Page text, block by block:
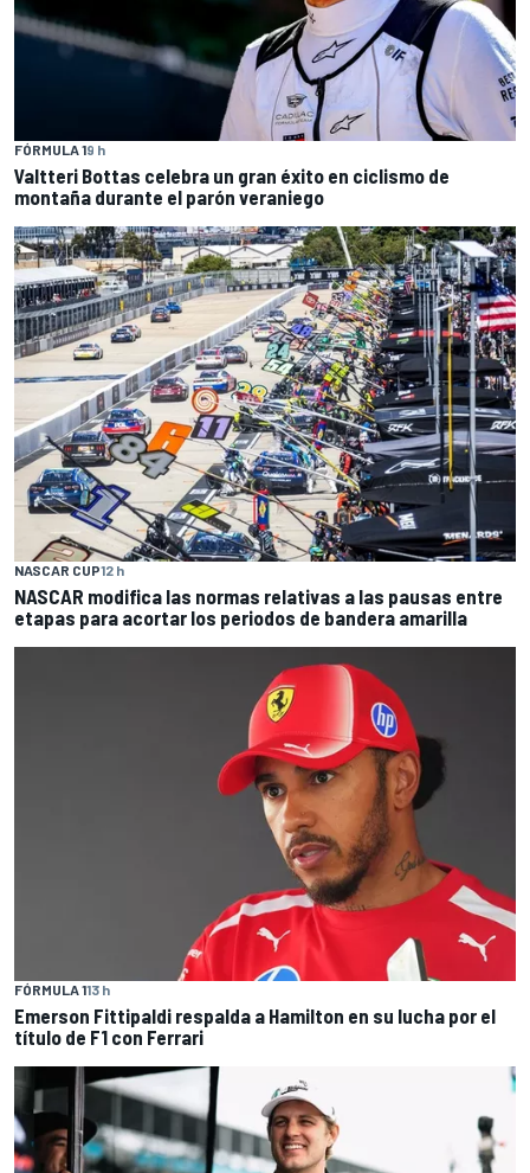
FÓRMULA 19 h
Valtteri Bottas celebra un gran éxito en ciclismo de
montaña durante el parón veraniego
NASCAR CUP12 h
NASCAR modifica las normas relativas a las pausas entre
etapas para acortar los periodos de bandera amarilla
FÓRMULA 113 h
Emerson Fittipaldi respalda a Hamilton en su lucha por el
título de F1 con Ferrari